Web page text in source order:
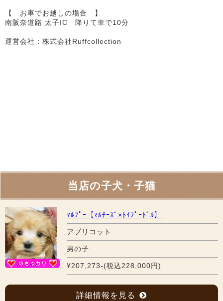
【 お車でお越しの場合 】
南阪奈道路 太子IC 降りて車で10分
運営会社：株式会社Ruffcollection
当店の子犬・子猫
ﾏﾙﾌﾟｰ【ﾏﾙﾁｰｽﾞ×ﾄｲﾌﾟｰﾄﾞﾙ】
アプリコット
男の子
¥207,273-(税込228,000円)
詳細情報を見る